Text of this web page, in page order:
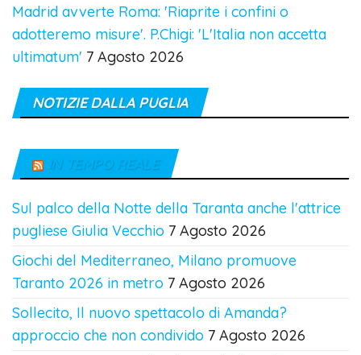
Madrid avverte Roma: 'Riaprite i confini o
adotteremo misure'. P.Chigi: 'L'Italia non accetta
ultimatum' 7 Agosto 2026
NOTIZIE DALLA PUGLIA
IN TEMPO REALE
Sul palco della Notte della Taranta anche l'attrice
pugliese Giulia Vecchio 7 Agosto 2026
Giochi del Mediterraneo, Milano promuove
Taranto 2026 in metro 7 Agosto 2026
Sollecito, Il nuovo spettacolo di Amanda?
approccio che non condivido 7 Agosto 2026